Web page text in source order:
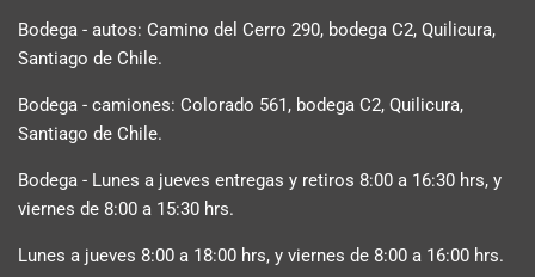
Bodega - autos: Camino del Cerro 290, bodega C2, Quilicura,
Santiago de Chile.
Bodega - camiones: Colorado 561, bodega C2, Quilicura,
Santiago de Chile.
Bodega - Lunes a jueves entregas y retiros 8:00 a 16:30 hrs, y
viernes de 8:00 a 15:30 hrs.
Lunes a jueves 8:00 a 18:00 hrs, y viernes de 8:00 a 16:00 hrs.